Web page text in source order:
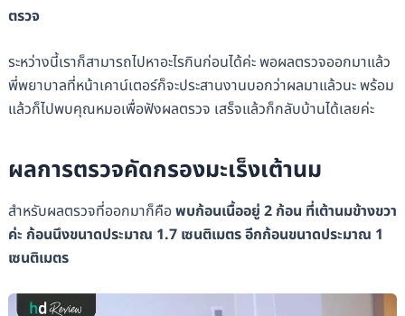
ตรวจ
ระหว่างนี้เราก็สามารถไปหาอะไรกินก่อนได้ค่ะ พอผลตรวจออกมาแล้ว
พี่พยาบาลที่หน้าเคาน์เตอร์ก็จะประสานงานบอกว่าผลมาแล้วนะ พร้อม
แล้วก็ไปพบคุณหมอเพื่อฟังผลตรวจ เสร็จแล้วก็กลับบ้านได้เลยค่ะ
ผลการตรวจคัดกรองมะเร็งเต้านม
สำหรับผลตรวจที่ออกมาก็คือพบก้อนเนื้ออยู่ 2 ก้อน ที่เต้านมข้างขวา
ค่ะ ก้อนนึงขนาดประมาณ 1.7 เซนติเมตร อีกก้อนขนาดประมาณ 1
เซนติเมตร